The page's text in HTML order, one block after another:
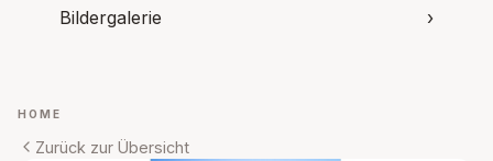
Bildergalerie ›
HOME
Zurück zur Übersicht